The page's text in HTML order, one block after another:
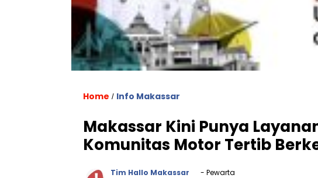
Home / Info Makassar
Makassar Kini Punya
Komunitas Motor Tertib
Tim Hallo Makassar
- Pewarta